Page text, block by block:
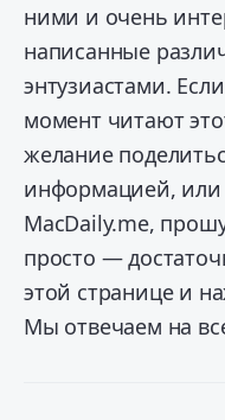
ними и очень
написанные
энтузиастами.
момент читают
желание
информацией, или
MacDaily.me,
просто —
этой странице и
Мы отвечаем на